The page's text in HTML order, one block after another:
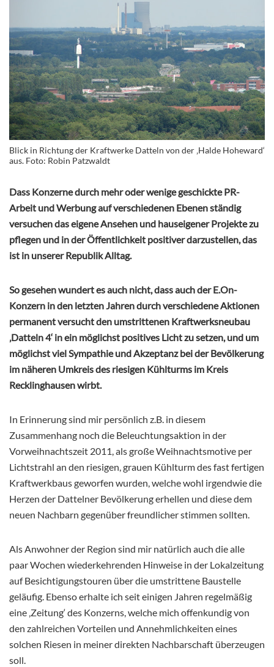
Blick in Richtung der Kraftwerke Datteln von der ‚Halde Hoheward‘
aus. Foto: Robin Patzwaldt
Dass Konzerne durch mehr oder wenige geschickte PR-
Arbeit und Werbung auf verschiedenen Ebenen ständig
versuchen das eigene Ansehen und hauseigener Projekte zu
pflegen und in der Öffentlichkeit positiver darzustellen, das
ist in unserer Republik Alltag.
So gesehen wundert es auch nicht, dass auch der E.On-
Konzern in den letzten Jahren durch verschiedene Aktionen
permanent versucht den umstrittenen Kraftwerksneubau
‚Datteln 4‘ in ein möglichst positives Licht zu setzen, und um
möglichst viel Sympathie und Akzeptanz bei der Bevölkerung
im näheren Umkreis des riesigen Kühlturms im Kreis
Recklinghausen wirbt.
In Erinnerung sind mir persönlich z.B. in diesem
Zusammenhang noch die Beleuchtungsaktion in der
Vorweihnachtszeit 2011, als große Weihnachtsmotive per
Lichtstrahl an den riesigen, grauen Kühlturm des fast fertigen
Kraftwerkbaus geworfen wurden, welche wohl irgendwie die
Herzen der Dattelner Bevölkerung erhellen und diese dem
neuen Nachbarn gegenüber freundlicher stimmen sollten.
Als Anwohner der Region sind mir natürlich auch die alle
paar Wochen wiederkehrenden Hinweise in der Lokalzeitung
auf Besichtigungstouren über die umstrittene Baustelle
geläufig. Ebenso erhalte ich seit einigen Jahren regelmäßig
eine ‚Zeitung‘ des Konzerns, welche mich offenkundig von
den zahlreichen Vorteilen und Annehmlichkeiten eines
solchen Riesen in meiner direkten Nachbarschaft überzeugen
soll.